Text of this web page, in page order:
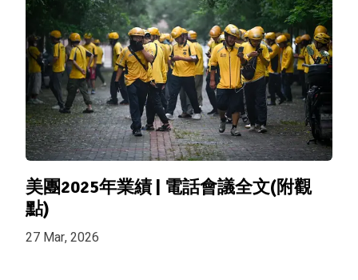
美團2025年業績 | 電話會議全文(附觀
點)
27 Mar, 2026